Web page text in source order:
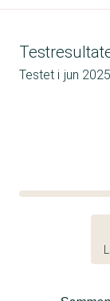
Testet i jun 2025